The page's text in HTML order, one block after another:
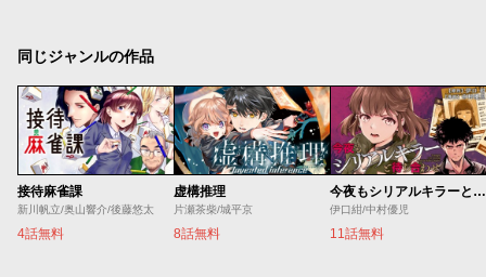
同じジャンルの作品
接待麻雀課
新川帆立/奥山響介/後藤悠太
4話無料
虚構推理
片瀬茶柴/城平京
8話無料
今夜もシリアルキラーと待ち合わせ
伊口紺/中村優児
11話無料